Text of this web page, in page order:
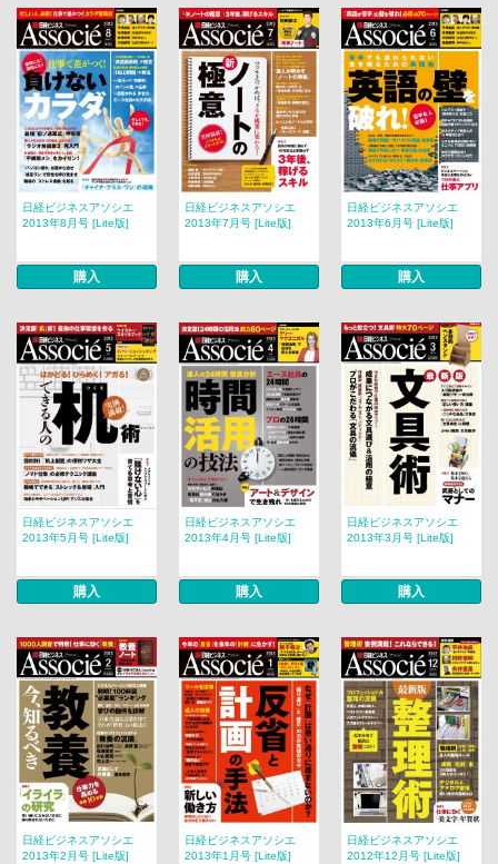
日経ビジネスアソシエ
2013年8月号 [Lite版]
購入
日経ビジネスアソシエ
2013年7月号 [Lite版]
購入
日経ビジネスアソシエ
2013年6月号 [Lite版]
購入
日経ビジネスアソシエ
2013年5月号 [Lite版]
購入
日経ビジネスアソシエ
2013年4月号 [Lite版]
購入
日経ビジネスアソシエ
2013年3月号 [Lite版]
購入
日経ビジネスアソシエ
2013年2月号 [Lite版]
日経ビジネスアソシエ
2013年1月号 [Lite版]
日経ビジネスアソシエ
2012年12月号 [Lite版]